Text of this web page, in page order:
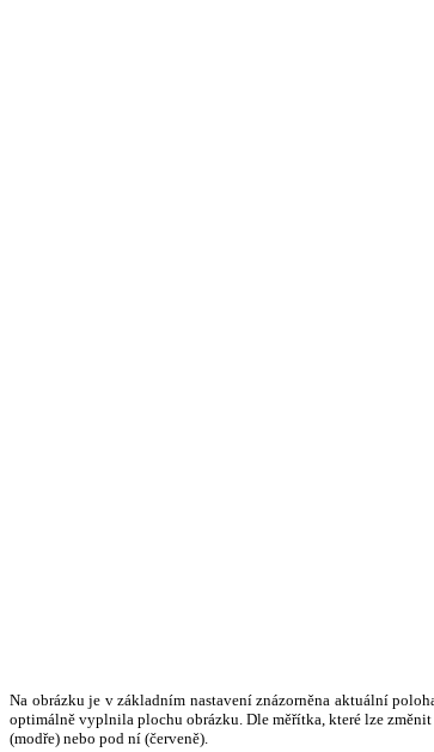
Na obrázku je v základním nastavení znázorněna aktuální
optimálně vyplnila plochu obrázku. Dle měřítka, které lze
(modře) nebo pod ní (červeně).